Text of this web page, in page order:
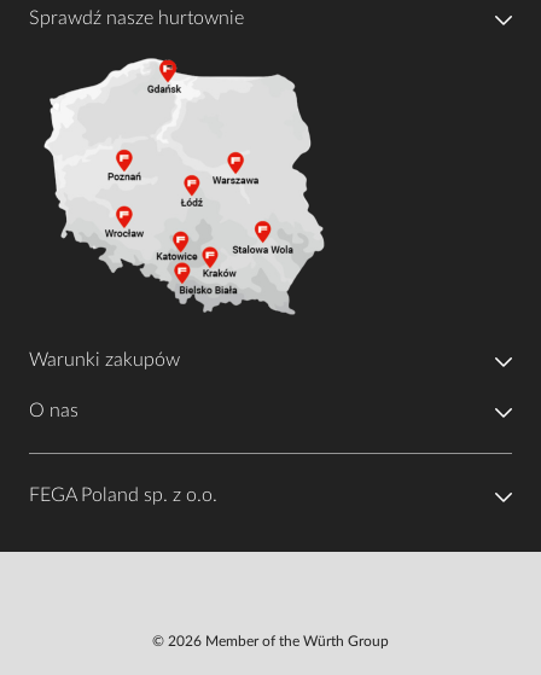
Sprawdź nasze hurtownie
Warunki zakupów
O nas
FEGA Poland sp. z o.o.
© 2026 Member of the Würth Group